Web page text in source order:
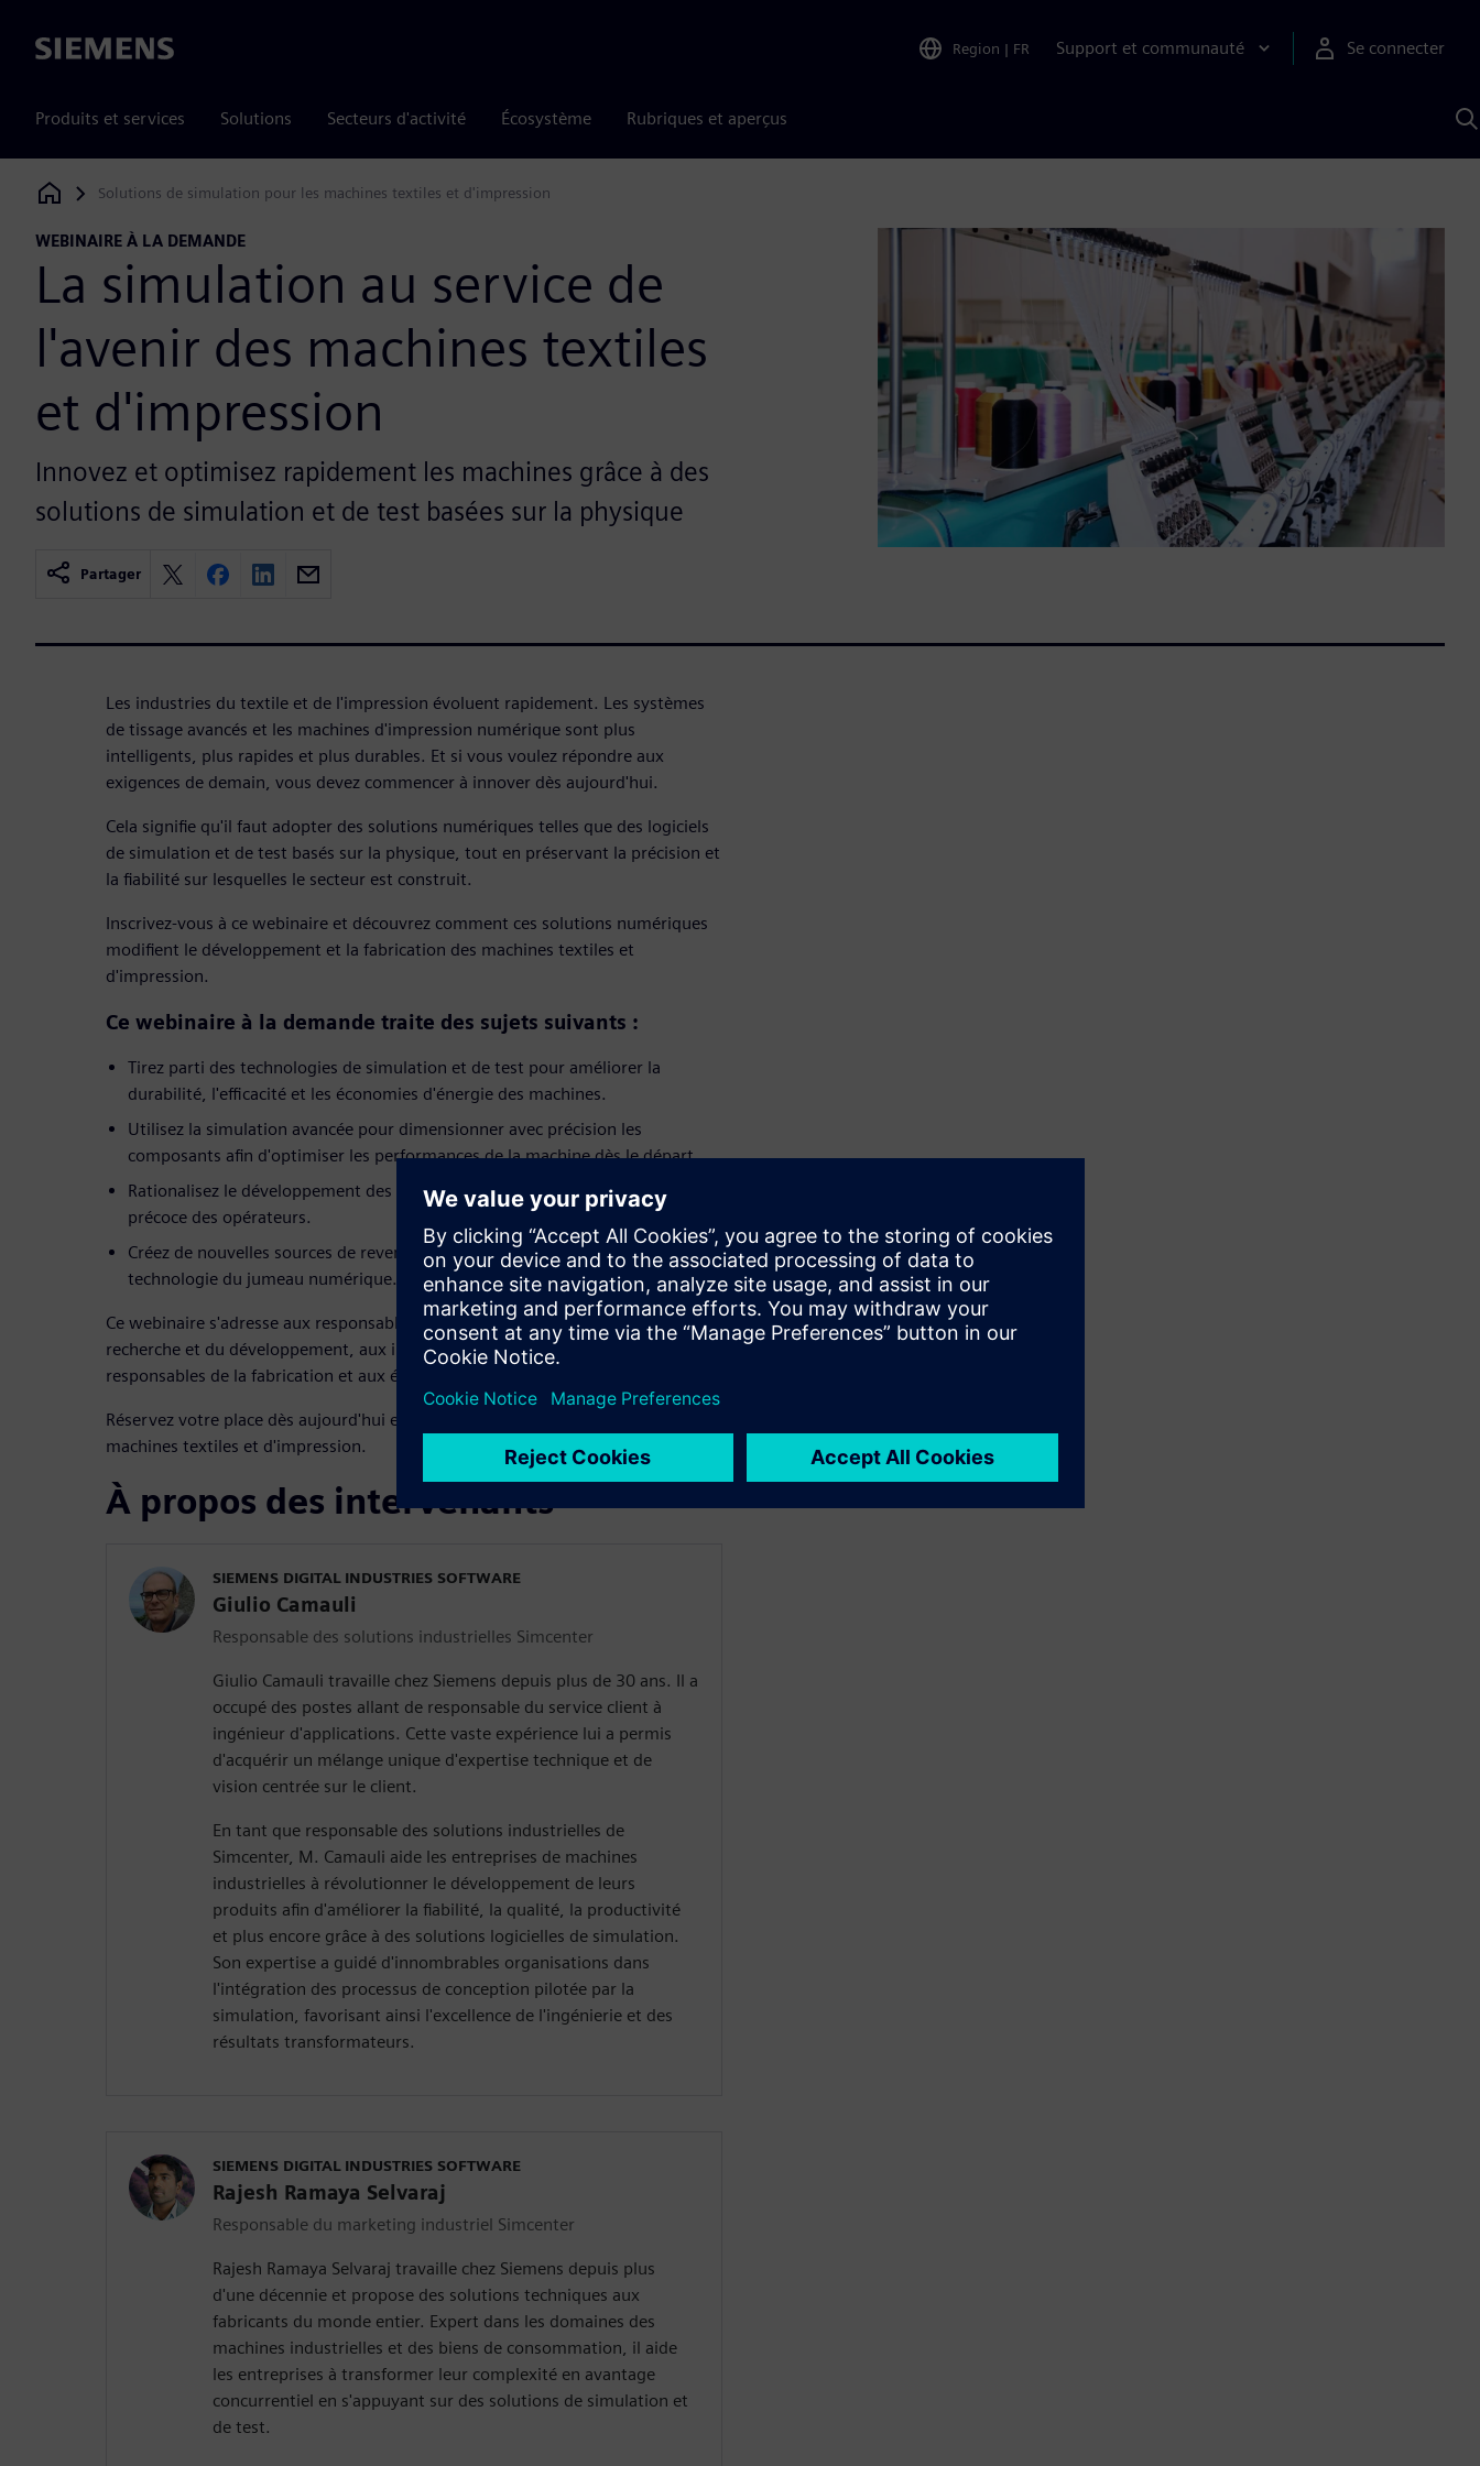
Siemens Region | FR Support et communauté Se connecter
Produits et services Solutions Secteurs d'activité Écosystème Rubriques et aperçus
Siemens Digital Industries Software
Solutions de simulation pour les machines textiles et d'impression
WEBINAIRE À LA DEMANDE
La simulation au service de
l'avenir des machines textiles
et d'impression
Innovez et optimisez rapidement les machines grâce à des
solutions de simulation et de test basées sur la physique
Partager
Les industries du textile et de l'impression évoluent rapidement. Les systèmes
de tissage avancés et les machines d'impression numérique sont plus
intelligents, plus rapides et plus durables. Et si vous voulez répondre aux
exigences de demain, vous devez commencer à innover dès aujourd'hui.
Cela signifie qu'il faut adopter des solutions numériques telles que des logiciels
de simulation et de test basés sur la physique, tout en préservant la précision et
la fiabilité sur lesquelles le secteur est construit.
Inscrivez-vous à ce webinaire et découvrez comment ces solutions numériques
modifient le développement et la fabrication des machines textiles et
d'impression.
Ce webinaire à la demande traite des sujets suivants :
Tirez parti des technologies de simulation et de test pour améliorer la
durabilité, l'efficacité et les économies d'énergie des machines.
Utilisez la simulation avancée pour dimensionner avec précision les
composants afin d'optimiser les performances de la machine dès le départ.
Rationalisez le développement des commandes et permettez une formation
précoce des opérateurs.
Créez de nouvelles sources de revenus grâce à la servitisation à l'aide de la
technologie du jumeau numérique.
Ce webinaire s'adresse aux responsables de l'ingénierie, aux directeurs de la
recherche et du développement, aux ingénieurs-concepteurs de machines, aux
responsables de la fabrication et aux équipes d'innovation technologique.
Réservez votre place dès aujourd'hui et prenez la tête dans le domaine des
machines textiles et d'impression.
À propos des intervenants
SIEMENS DIGITAL INDUSTRIES SOFTWARE
Giulio Camauli
Responsable des solutions industrielles Simcenter
Giulio Camauli travaille chez Siemens depuis plus de 30 ans. Il a
occupé des postes allant de responsable du service client à
ingénieur d'applications. Cette vaste expérience lui a permis
d'acquérir un mélange unique d'expertise technique et de
vision centrée sur le client.
En tant que responsable des solutions industrielles de
Simcenter, M. Camauli aide les entreprises de machines
industrielles à révolutionner le développement de leurs
produits afin d'améliorer la fiabilité, la qualité, la productivité
et plus encore grâce à des solutions logicielles de simulation.
Son expertise a guidé d'innombrables organisations dans
l'intégration des processus de conception pilotée par la
simulation, favorisant ainsi l'excellence de l'ingénierie et des
résultats transformateurs.
SIEMENS DIGITAL INDUSTRIES SOFTWARE
Rajesh Ramaya Selvaraj
Responsable du marketing industriel Simcenter
Rajesh Ramaya Selvaraj travaille chez Siemens depuis plus
d'une décennie et propose des solutions techniques aux
fabricants du monde entier. Expert dans les domaines des
machines industrielles et des biens de consommation, il aide
les entreprises à transformer leur complexité en avantage
concurrentiel en s'appuyant sur des solutions de simulation et
de test.